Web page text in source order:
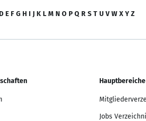
D E F G H I J K L M N O P Q R S T U V W X Y Z
Hauptbereiche
Jobs